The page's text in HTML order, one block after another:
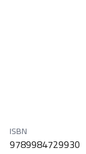
ISBN
9789984729930